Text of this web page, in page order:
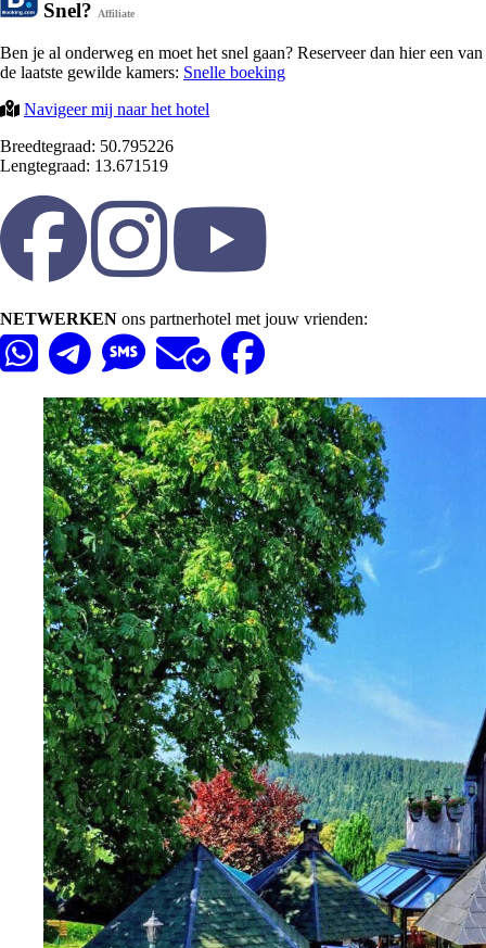
Snel? Affiliate
Ben je al onderweg en moet het snel gaan? Reserveer dan hier een van
de laatste gewilde kamers: Snelle boeking
Navigeer mij naar het hotel
Breedtegraad: 50.795226
Lengtegraad: 13.671519
NETWERKEN ons partnerhotel met jouw vrienden: